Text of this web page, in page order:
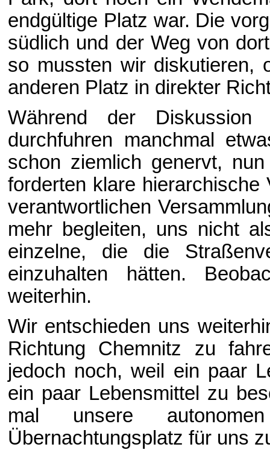
endgültige Platz war. Die
südlich und der Weg von
so mussten wir diskutieren,
anderen Platz in direkter
Während der
durchfuhren manchmal
schon ziemlich genervt,
forderten klare
verantwortlichen
mehr begleiten, uns nicht
einzelne, die die
einzuhalten hätten.
weiterhin.
Wir entschieden uns
Richtung Chemnitz zu
jedoch noch, weil ein paar
ein paar Lebensmittel zu
mal unsere
Übernachtungsplatz für uns